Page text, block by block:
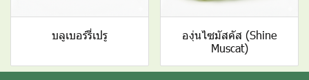
บลูเบอร์รี่เปรู
องุ่นไซมัสคัส (Shine
Muscat)